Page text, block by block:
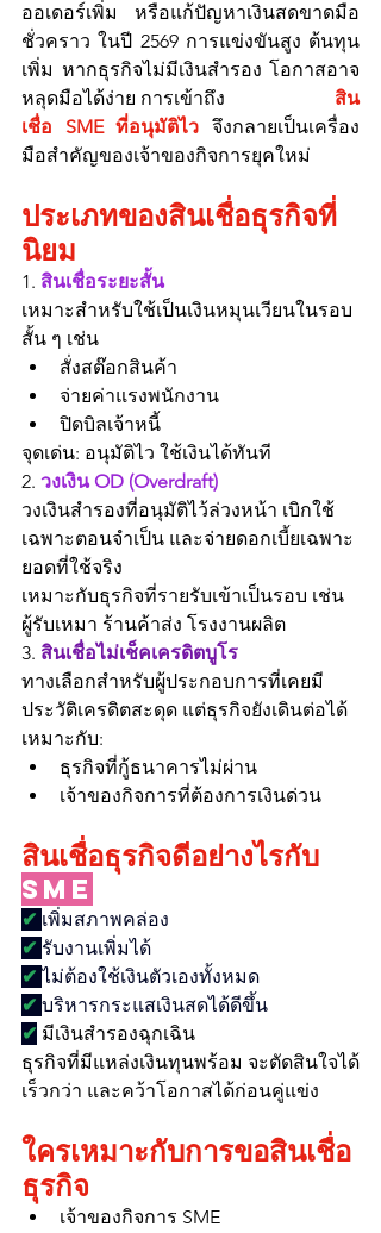
ออเดอร์เพิ่ม หรือแก้ปัญหาเงินสดขาดมือ
ชั่วคราว ในปี 2569 การแข่งขันสูง ต้นทุน
เพิ่ม หากธุรกิจไม่มีเงินสำรอง โอกาสอาจ
หลุดมือได้ง่าย การเข้าถึง สิน
เชื่อ SME ที่อนุมัติไว จึงกลายเป็นเครื่อง
มือสำคัญของเจ้าของกิจการยุคใหม่
ประเภทของสินเชื่อธุรกิจที่
นิยม
1. สินเชื่อระยะสั้น
เหมาะสำหรับใช้เป็นเงินหมุนเวียนในรอบ
สั้น ๆ เช่น
สั่งสต๊อกสินค้า
จ่ายค่าแรงพนักงาน
ปิดบิลเจ้าหนี้
จุดเด่น: อนุมัติไว ใช้เงินได้ทันที
2. วงเงิน OD (Overdraft)
วงเงินสำรองที่อนุมัติไว้ล่วงหน้า เบิกใช้
เฉพาะตอนจำเป็น และจ่ายดอกเบี้ยเฉพาะ
ยอดที่ใช้จริง
เหมาะกับธุรกิจที่รายรับเข้าเป็นรอบ เช่น
ผู้รับเหมา ร้านค้าส่ง โรงงานผลิต
3. สินเชื่อไม่เช็คเครดิตบูโร
ทางเลือกสำหรับผู้ประกอบการที่เคยมี
ประวัติเครดิตสะดุด แต่ธุรกิจยังเดินต่อได้
เหมาะกับ:
ธุรกิจที่กู้ธนาคารไม่ผ่าน
เจ้าของกิจการที่ต้องการเงินด่วน
สินเชื่อธุรกิจดีอย่างไรกับ
SME
✔ เพิ่มสภาพคล่อง
✔ รับงานเพิ่มได้
✔ ไม่ต้องใช้เงินตัวเองทั้งหมด
✔ บริหารกระแสเงินสดได้ดีขึ้น
✔ มีเงินสำรองฉุกเฉิน
ธุรกิจที่มีแหล่งเงินทุนพร้อม จะตัดสินใจได้
เร็วกว่า และคว้าโอกาสได้ก่อนคู่แข่ง
ใครเหมาะกับการขอสินเชื่อ
ธุรกิจ
เจ้าของกิจการ SME